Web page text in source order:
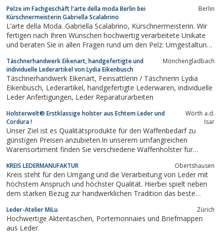
Pelze im Fachgeschäft l'arte della moda Berlin bei
Kürschnermeisterin Gabriella Scalabrino
Berlin
L’arte della Moda. Gabriella Scalabrino, Kürschnermeisterin. Wir
fertigen nach Ihren Wünschen hochwertig verarbeitete Unikate
und beraten Sie in allen Fragen rund um den Pelz: Umgestaltung,
Pelzen im Ladengeschäft Berlin-Charlottenburg.
Täschnerhandwerk Eikenart, handgefertigte und
individuelle Lederartikel von Lydia Eikenbusch
Mönchengladbach
Täschnerhandwerk Eikenart, Feinsattlerin / Täschnerin Lydia
Eikenbusch, Lederartikel, handgefertigte Lederwaren, individuelle
Leder Anfertigungen, Leder Reparaturarbeiten
Holsterwelt® Erstklassige holster aus Echtem Leder und
Cordura !
Wörth a.d.
Isar
Unser Ziel ist es Qualitätsprodukte für den Waffenbedarf zu
günstigen Preisen anzubieten.In unserem umfangreichen
Warensortiment finden Sie verschiedene Waffenholster für
Jagdzubehör an. Bei uns werden Sie fündig!
KREIS LEDERMANUFAKTUR Obertshausen
Kreis steht für den Umgang und die Verarbeitung von Leder mit
höchstem Anspruch und höchster Qualität. Hierbei spielt neben
dem starken Bezug zur handwerklichen Tradition das beste
Leder-Atelier MiLu Zürich
Hochwertige Aktentaschen, Portemonnaies und Briefmappen
aus Leder.